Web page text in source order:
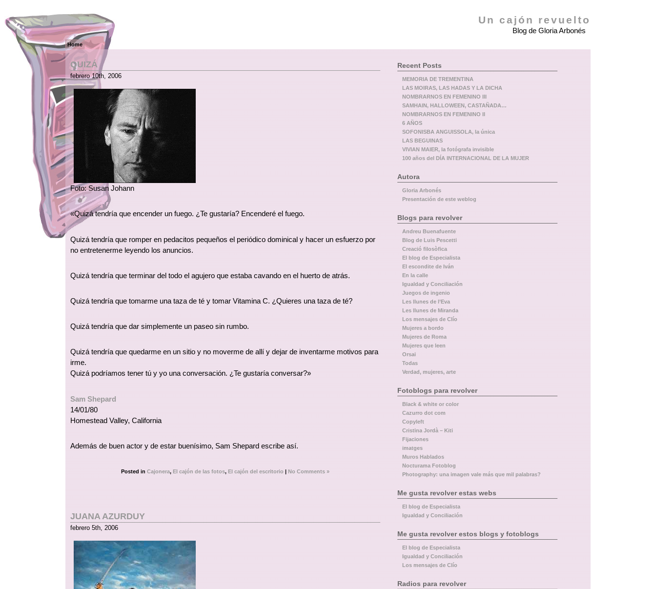
Un cajón revuelto
Blog de Gloria Arbonés
Home
QUIZÁ
febrero 10th, 2006
Foto: Susan Johann
«Quizá tendría que encender un fuego. ¿Te gustaría? Encenderé el fuego.
Quizá tendría que romper en pedacitos pequeños el periódico dominical y hacer un esfuerzo por
no entretenerme leyendo los anuncios.
Quizá tendría que terminar del todo el agujero que estaba cavando en el huerto de atrás.
Quizá tendría que tomarme una taza de té y tomar Vitamina C. ¿Quieres una taza de té?
Quizá tendría que dar simplemente un paseo sin rumbo.
Quizá tendría que quedarme en un sitio y no moverme de allí y dejar de inventarme motivos para
irme.
Quizá podríamos tener tú y yo una conversación. ¿Te gustaría conversar?»
Sam Shepard
14/01/80
Homestead Valley, California
Además de buen actor y de estar buenísimo, Sam Shepard escribe así.
Posted inCajonera,El cajón de las fotos,El cajón del escritorio | No Comments »
JUANA AZURDUY
febrero 5th, 2006
Recent Posts
MEMORIA DE TREMENTINA
LAS MOIRAS, LAS HADAS Y LA DICHA
NOMBRARNOS EN FEMENINO III
SAMHAIN, HALLOWEEN, CASTAÑADA…
NOMBRARNOS EN FEMENINO II
6 AÑOS
SOFONISBA ANGUISSOLA, la única
LAS BEGUINAS
VIVIAN MAIER, la fotógrafa invisible
100 años del DÍA INTERNACIONAL DE LA MUJER
Autora
Gloria Arbonés
Presentación de este weblog
Blogs para revolver
Andreu Buenafuente
Blog de Luis Pescetti
Creació filosòfica
El blog de Especialista
El escondite de Iván
En la calle
Igualdad y Conciliación
Juegos de ingenio
Les llunes de l’Eva
Les llunes de Miranda
Los mensajes de Clío
Mujeres a bordo
Mujeres de Roma
Mujeres que leen
Orsai
Todas
Verdad, mujeres, arte
Fotoblogs para revolver
Black & white or color
Cazurro dot com
Copyleft
Cristina Jordà – Kiti
Fijaciones
imatges
Muros Hablados
Nocturama Fotoblog
Photography: una imagen vale más que mil palabras?
Me gusta revolver estas webs
El blog de Especialista
Igualdad y Conciliación
Me gusta revolver estos blogs y fotoblogs
El blog de Especialista
Igualdad y Conciliación
Los mensajes de Clío
Radios para revolver